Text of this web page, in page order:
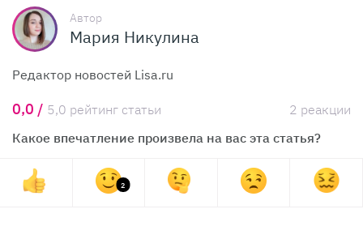
Автор
Мария Никулина
Редактор новостей Lisa.ru
0,0 / 5,0 рейтинг статьи
2 реакции
Какое впечатление произвела на вас эта статья?
2